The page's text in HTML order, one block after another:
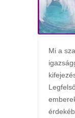
Mi a